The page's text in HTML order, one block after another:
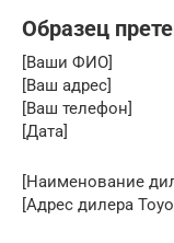
Образец
[Ваши ФИО]
[Ваш адрес]
[Ваш телефон]
[Дата]
[Наименование
[Адрес дилера